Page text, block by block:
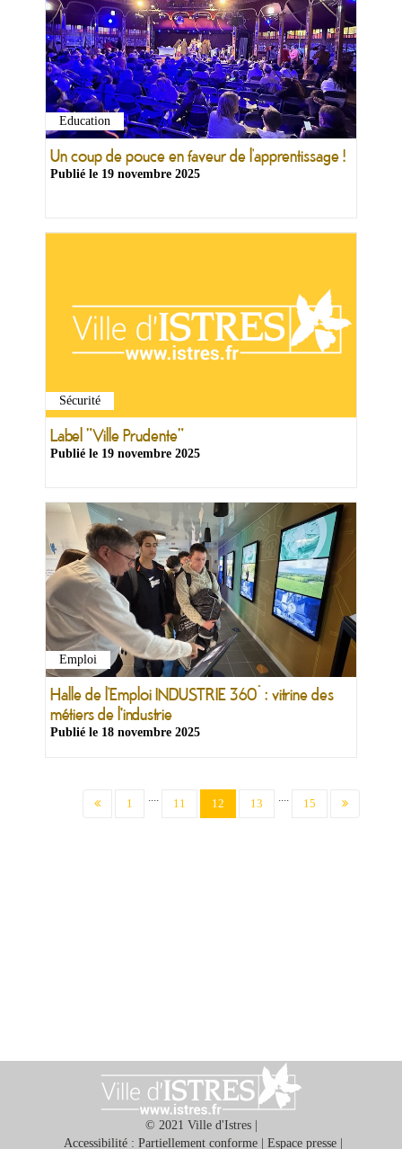
Education
Un coup de pouce en faveur de l’apprentissage !
Publié le 19 novembre 2025
Sécurité
Label "Ville Prudente"
Publié le 19 novembre 2025
Emploi
Halle de l’Emploi INDUSTRIE 360° : vitrine des
métiers de l'industrie
Publié le 18 novembre 2025
1 .... 11 12 (current)
13 .... 15
© 2021 Ville d'Istres |
Accessibilité : Partiellement conforme| Espace presse|